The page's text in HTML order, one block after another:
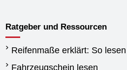
Ratgeber und Ressourcen
Reifenmaße erklärt: So
Fahrzeugschein lesen